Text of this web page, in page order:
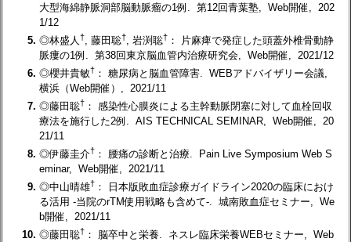
大型海綿静脈洞部脳動脈瘤の1例. 第12回青葉塾, Web開催, 202
1/12
5. ◎林盛人†, 藤田聡†, 岩渕聡† ： 片麻痺で発症した頭蓋外椎骨動静
脈瘻の1例. 第38回東京脳血管内治療研究会, Web開催, 2021/12
6. ◎櫻井貴敏† ： 糖尿病と脳血管障害. WEBアドバイザリー会議,
横浜（Web開催）, 2021/11
7. ◎藤田聡† ： 感染性心膜炎による主幹動脈閉塞に対して血栓回収
療法を施行した2例. AIS TECHNICAL SEMINAR, Web開催, 20
21/11
8. ◎伊藤圭介† ： 腰痛の診断と治療. Pain Live Symposium Web S
eminar, Web開催, 2021/11
9. ◎中山晴雄† ： 日本版敗血症診療ガイドライン2020の臨床におけ
る活用 -当院のrTM使用戦略も含めて-. 城南敗血症セミナー, We
b開催, 2021/11
10. ◎藤田聡† ： 脳卒中と栄養. ネスレ臨床栄養WEBセミナー, Web